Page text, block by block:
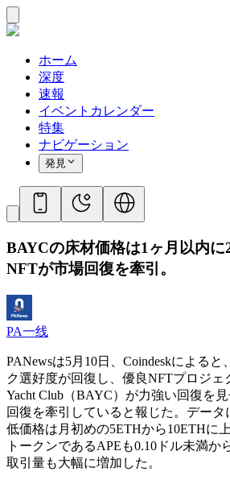
ホーム
深度
速報
イベントカレンダー
特集
ナビゲーション
発見
BAYCの床材価格は1ヶ月以内に
NFTが市場回復を牽引。
PA一线
PANewsは5月10日、Coindeskによる
ク選好度が回復し、優良NFTプロジェ
Yacht Club（BAYC）が力強い回復を
回復を牽引していると報じた。デー
低価格は月初めの5ETHから10ETHに
トークンであるAPEも0.10ドル未満か
取引量も大幅に増加した。